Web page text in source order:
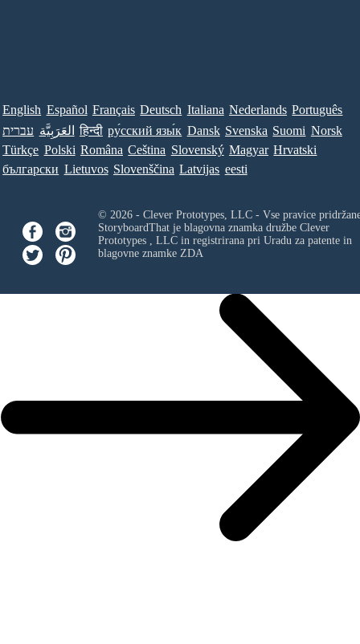
English Español Français Deutsch Italiana Nederlands Português
עברית العَرَبِيَّة हिन्दी ру́сский язы́к Dansk Svenska Suomi Norsk
Türkçe Polski Româna Ceština Slovenský Magyar Hrvatski
български Lietuvos Slovenščina Latvijas eesti
© 2026 - Clever Prototypes, LLC - Vse pravice
StoryboardThat je blagovna znamka družbe Clever
Prototypes , LLCin registrirana pri Uradu za patente in
blagovne znamke ZDA